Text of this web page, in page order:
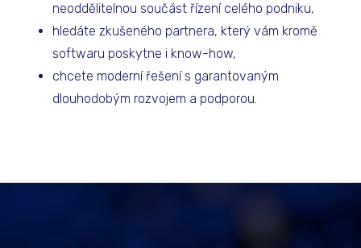
neoddělitelnou součást řízení celého podniku,
hledáte zkušeného partnera, který vám kromě
softwaru poskytne i know-how,
chcete moderní řešení s garantovaným
dlouhodobým rozvojem a podporou.